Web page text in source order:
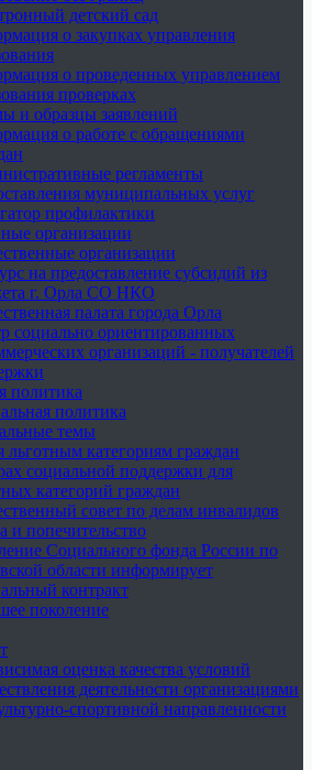
детский сад
о закупках управления
о проведенных управлением
проверках
и образцы заявлений
о работе с обращениями
регламенты
муниципальных услуг
профилактики
организации
организации
на предоставление субсидий из
г. Орла СО НКО
палата города Орла
социально ориентированных
организаций - получателей
политика
политика
темы
льготным категориям граждан
социальной поддержки для
категорий граждан
совет по делам инвалидов
и попечительство
Социального фонда России по
области информирует
контракт
поколение
оценка качества условий
деятельности организациями
спортивной направленности